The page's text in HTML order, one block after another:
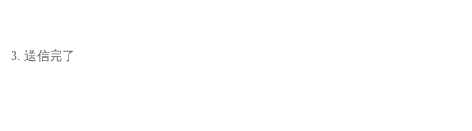
送信完了